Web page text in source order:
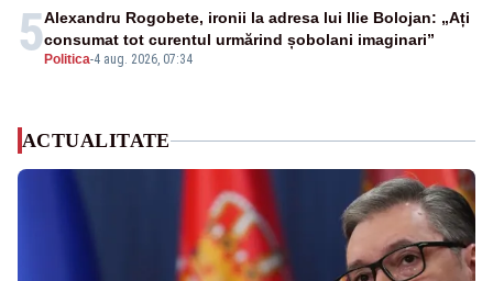
5 Politica-4 aug. 2026, 07:34
Alexandru Rogobete, ironii la adresa lui Ilie Bolojan: „Ați
consumat tot curentul urmărind șobolani imaginari”
ACTUALITATE